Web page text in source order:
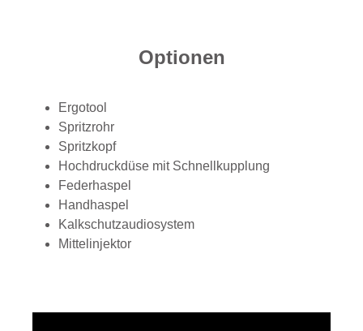
Optionen
Ergotool
Spritzrohr
Spritzkopf
Hochdruckdüse mit Schnellkupplung
Federhaspel
Handhaspel
Kalkschutzaudiosystem
Mittelinjektor